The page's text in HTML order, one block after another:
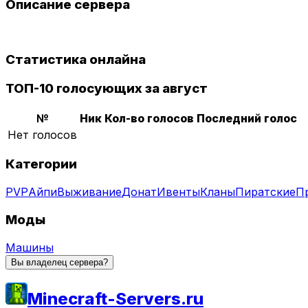
Описание сервера
Статистика онлайна
ТОП-10 голосующих за август
№ Ник Кол-во голосов Последний голос
Нет голосов
Категории
PVPАйпиВыживаниеДонатИвентыКланыПиратские
Моды
Машины
Вы владелец сервера?
Minecraft-Servers.ru